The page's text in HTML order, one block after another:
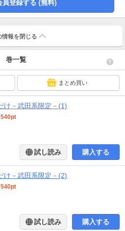
員登録する (無料)
情報を 閉じる
巻一覧
まとめ買い
け－武田系限定－(1)
540pt
試し読み 購入する
け－武田系限定－(2)
540pt
試し読み 購入する